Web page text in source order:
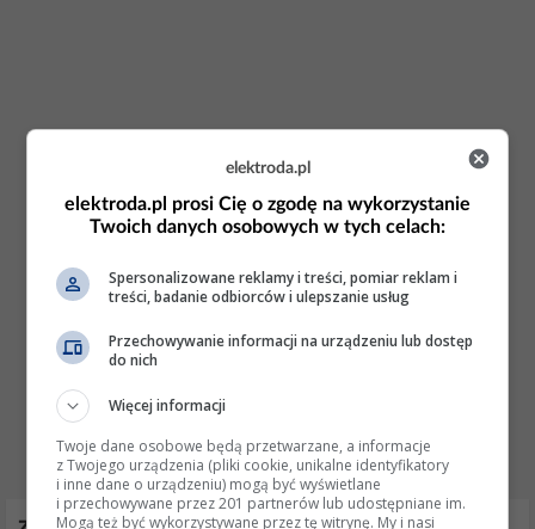
elektroda.pl
elektroda.pl prosi Cię o zgodę na wykorzystanie
Twoich danych osobowych w tych celach:
Spersonalizowane reklamy i treści, pomiar reklam i
treści, badanie odbiorców i ulepszanie usług
Przechowywanie informacji na urządzeniu lub dostęp
do nich
Więcej informacji
Twoje dane osobowe będą przetwarzane, a informacje
z Twojego urządzenia (pliki cookie, unikalne identyfikatory
i inne dane o urządzeniu) mogą być wyświetlane
i przechowywane przez 201 partnerów lub udostępniane im.
Mogą też być wykorzystywane przez tę witrynę. My i nasi